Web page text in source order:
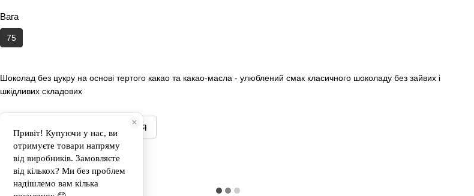
Вага
75
Шоколад без цукру на основі тертого какао та какао-масла - улюблений смак класичного шоколаду без зайвих і
шкідливих складових
Повідомити, коли з'явиться
Доставка Оплата